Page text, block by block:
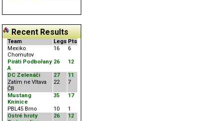
Recent Results
Team Legs Pts
Mexiko
Chomutov
16 6
Piráti Podbořany
A
26 12
DC Zelenáči 27
11
Zatím ne Vltava
ČB
22 7
Mustang
Knínice
35 17
PBL45 Brno 10
1
Ostré hroty
26 12